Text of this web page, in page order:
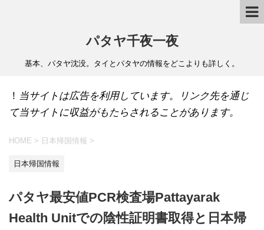
パタヤ千夜一夜
基本、パタヤ沈没。タイとパタヤの情報をどこよりも詳しく。
！ 当サイトは広告を利用しています。リンク先を通じ
て当サイトに収益がもたらされることがあります。
HOME > 日本帰国情報 >
日本帰国情報
パタヤ最安値PCR検査場Pattayarak
Health Unitでの陰性証明書取得と日本帰